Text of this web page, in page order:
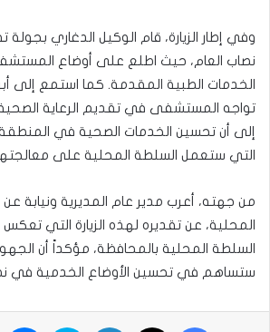
وفي إطار الزيارة، قام الوكيل الدغاري
نصاب العام، حيث اطلع على أوضاع
الخدمات الطبية المقدمة. كما استمع إلى
تواجه المستشفى في تقديم الرعاية الصحية
إلى أن تحسين الخدمات الصحية في المنطقة
التي ستعمل السلطة المحلية على
من جهته، أعرب مدير عام المديرية ونيابة
المحلية، عن تقديره لهذه الزيارة التي
السلطة المحلية بالمحافظة، مؤكداً أن
ستساهم في تحسين الأوضاع الخدمية في